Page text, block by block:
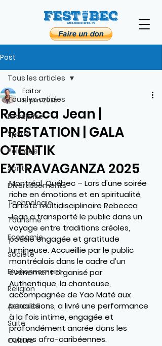
Post
Tous les articles
Entreprise
Sportif
Politique
Santé
Divertissements
Technologie
Tourisme
Economie
Société
Environnement
Religion
Actualité
Suite
Culture
Tous les articles
Rebecca Jean |
PRESTATION | GALA
OTENTIK
EXTRAVAGANZA 2025
Editor
18 juin 2025
Montréal, Québec – Lors d'une soirée
riche en émotions et en spiritualité,
l’artiste multidisciplinaire Rebecca
Jean a transporté le public dans un
voyage entre traditions créoles,
poésie engagée et gratitude
lumineuse. Accueillie par le public
montréalais dans le cadre d’un
événement organisé par
Authentique, la chanteuse,
accompagnée de Yao Maté aux
percussions, a livré une performance
à la fois intime, engagée et
profondément ancrée dans les
racines afro-caribéennes.